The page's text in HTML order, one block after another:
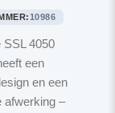
10986
SSL 4050
een
en een
afwerking –